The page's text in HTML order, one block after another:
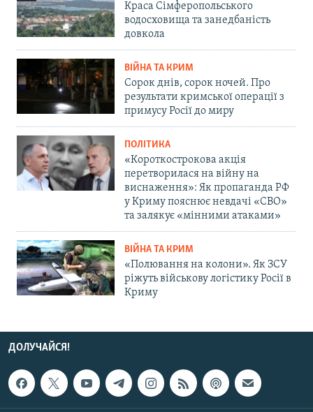
Краса Сімферопольського
водосховища та занедбаність
довкола
ВІЙНА ТА КРИМ
Сорок днів, сорок ночей. Про
результати кримської операції з
примусу Росії до миру
ПОЛІТИКА
«Короткострокова акція
перетворилася на війну на
виснаження»: Як пропаганда РФ
у Криму пояснює невдачі «СВО»
та залякує «мінними атаками»
ВІЙНА ТА КРИМ
«Полювання на колони». Як ЗСУ
ріжуть військову логістику Росії в
Криму
ДОЛУЧАЙСЯ!